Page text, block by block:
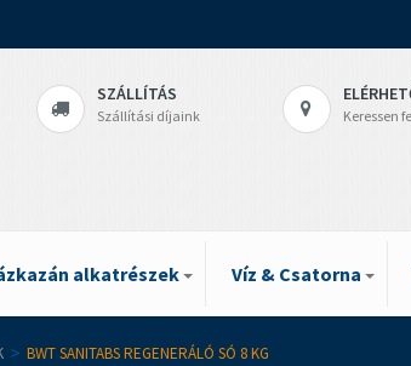
SZÁLLÍTÁS
Szállítási díjaink Keressen
alkatrészek Víz & Csatorna
> BWT SANITABS REGENERÁLÓ SÓ 8 KG